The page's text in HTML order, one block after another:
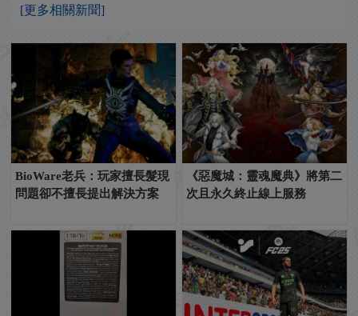
[更多相關新聞]
BioWare老兵：玩家擅長髮現
問題卻不擅長提出解決方案
《惡魔城：靈魂魔典》將第二
次且永久終止線上服務